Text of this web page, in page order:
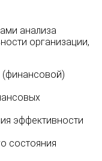
анализа
организации,
(финансовой)
эффективности
состояния